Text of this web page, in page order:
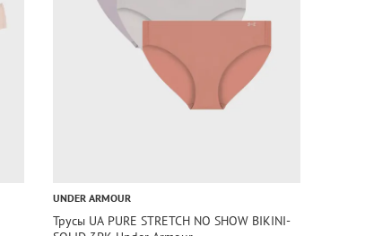
UNDER ARMOUR
Трусы UA PURE STRETCH NO SHOW BIKINI-